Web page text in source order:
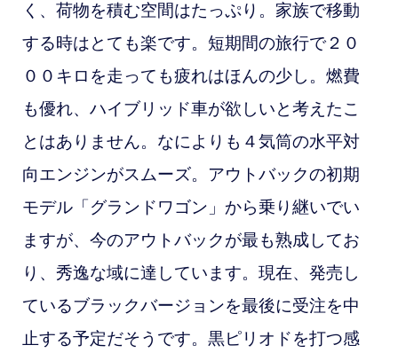
く、荷物を積む空間はたっぷり。家族で移動
する時はとても楽です。短期間の旅行で２０
００キロを走っても疲れはほんの少し。燃費
も優れ、ハイブリッド車が欲しいと考えたこ
とはありません。なによりも４気筒の水平対
向エンジンがスムーズ。アウトバックの初期
モデル「グランドワゴン」から乗り継いでい
ますが、今のアウトバックが最も熟成してお
り、秀逸な域に達しています。現在、発売し
ているブラックバージョンを最後に受注を中
止する予定だそうです。黒ピリオドを打つ感